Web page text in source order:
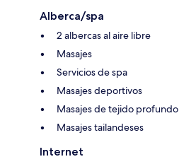
Alberca/spa
2 albercas al aire libre
Masajes
Servicios de spa
Masajes deportivos
Masajes de tejido profundo
Masajes tailandeses
Internet